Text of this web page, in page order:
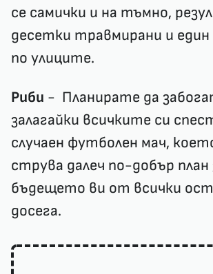
се самички и на тъмно,
десетки травмирани и един
по улиците.
Риби - Планирате да
залагайки всичките си
случаен футболен мач,
струва далеч по-добър план
бъдещето ви от всички
досега.